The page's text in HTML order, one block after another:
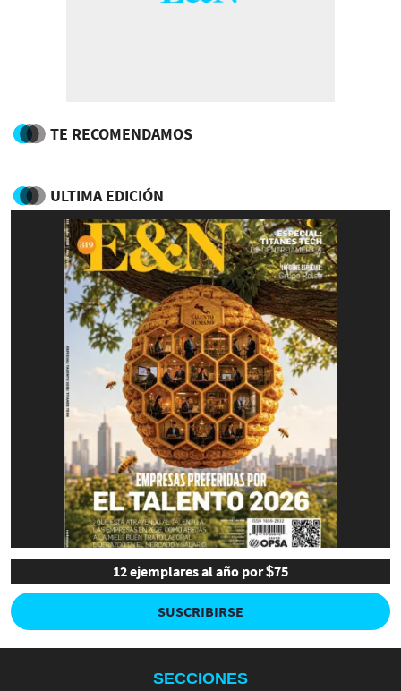
TE RECOMENDAMOS
ULTIMA EDICIÓN
12 ejemplares al año por $75
SUSCRIBIRSE
SECCIONES